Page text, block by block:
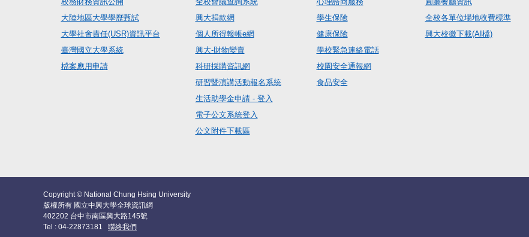
大陸地區大學學歷甄試
大學社會責任(USR)資訊平台
臺灣國立大學系統
檔案應用申請
興大捐款網
個人所得報帳e網
興大-財物變賣
科研採購資訊網
研習暨演講活動報名系統
生活助學金申請 - 登入
電子公文系統登入
公文附件下載區
學生保險
健康保險
學校緊急連絡電話
校園安全通報網
食品安全
全校各單位場地收費標準
興大校徽下載(AI檔)
Copyright © National Chung Hsing University
版權所有 國立中興大學全球資訊網
402202 台中市南區興大路145號
Tel : 04-22873181 聯絡我們